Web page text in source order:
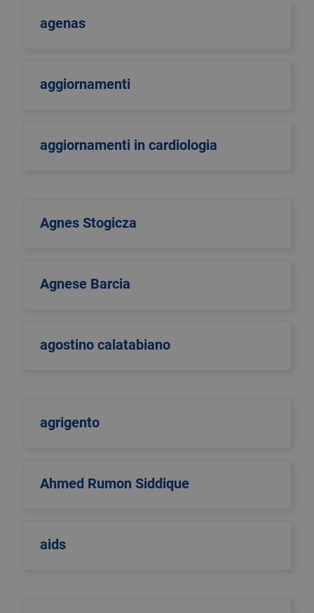
agenas
aggiornamenti
aggiornamenti in cardiologia
Agnes Stogicza
Agnese Barcia
agostino calatabiano
agrigento
Ahmed Rumon Siddique
aids